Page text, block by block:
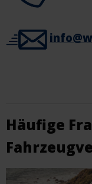
Häufige